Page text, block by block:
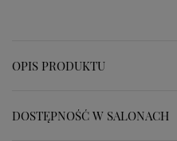
OPIS PRODUKTU
DOSTĘPNOŚĆ W SALONACH